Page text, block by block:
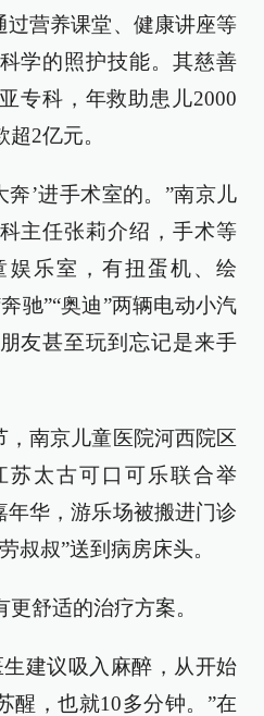
过营养课堂、健康讲座等
学的照护技能。其慈善
专科，年救助患儿2000
2亿元。
奔’进手术室的。”南京儿
主任张莉介绍，手术等
娱乐室，有扭蛋机、绘
驰”“奥迪”两辆电动小汽
友甚至玩到忘记是来手
，南京儿童医院河西院区
太古可口可乐联合举
年华，游乐场被搬进门诊
叔叔”送到病房床头。
舒适的治疗方案。
建议吸入麻醉，从开始
醒，也就10多分钟。”在